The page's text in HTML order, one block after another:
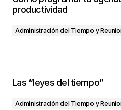
productividad
Administración del Tiempo y
Las “leyes del tiempo”
Administración del Tiempo y